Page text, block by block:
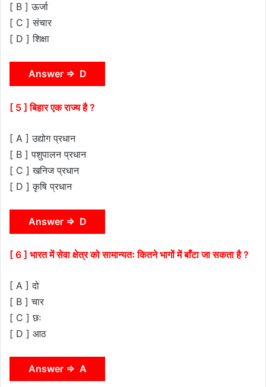
[ B ] ऊर्जा
[ C ] संचार
[ D ] शिक्षा
Answer ⇒ D
[ 5 ] बिहार एक राज्य है ?
[ A ] उद्योग प्रधान
[ B ] पशुपालन प्रधान
[ C ] खनिज प्रधान
[ D ] कृषि प्रधान
Answer ⇒ D
[ 6 ] भारत में सेवा क्षेत्र को सामान्यतः कितने भागों में बाँटा जा सकता है ?
[ A ] दो
[ B ] चार
[ C ] छः
[ D ] आठ
Answer ⇒ A